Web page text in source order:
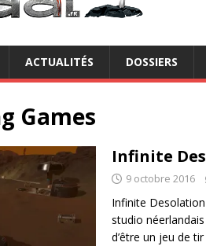
ACTUALITÉS DOSSIERS
Games
Infinite
9 octobre 2016
Infinite
studio
d’être un jeu de tir